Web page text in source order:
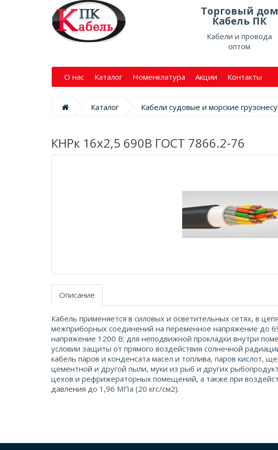
Торговый дом
Кабель ПК
Кабели и провода
оптом
О нас Каталог Номенклатура Акции Контакты
Каталог Кабели судовые и морские
КНРк 16х2,5 690В ГОСТ 7866.2-76
Описание
Кабель применяется в силовых и осветительных сетях, в
межприборных соединений на переменное напряжение до
напряжение 1200 В; для неподвижной прокладки внутри
условии защиты от прямого воздействия солнечной
кабель паров и конденсата масел и топлива, паров кислот,
цементной и другой пыли, муки из рыб и других
цехов и рефрижераторных помещений, а также при
давления до 1,96 МПа (20 кгс/см2).